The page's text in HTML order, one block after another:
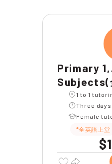
Primary
Subjects(
1 to 1
Three
Female
*全英語上堂